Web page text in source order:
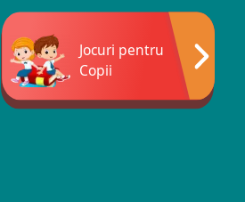
Jocuri pentru
Copii